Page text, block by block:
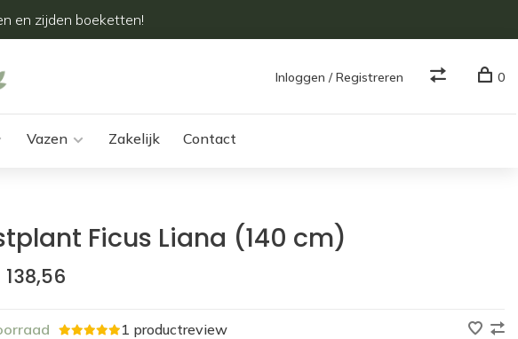
en zijden boeketten!
Vazen Zakelijk Contact
Inloggen / Registreren 0
Ficus Liana (140 cm)
138,56
1 productreview